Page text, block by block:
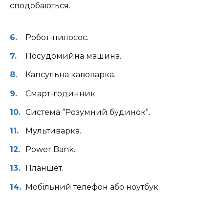
сподобаються.
Робот-пилосос.
Посудомийна машина.
Капсульна кавоварка.
Смарт-годинник.
Система “Розумний будинок”.
Мультиварка.
Power Bank.
Планшет.
Мобільний телефон або ноутбук.